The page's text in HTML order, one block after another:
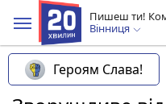
Пишеш ти!
Вінниця
Героям Слава!